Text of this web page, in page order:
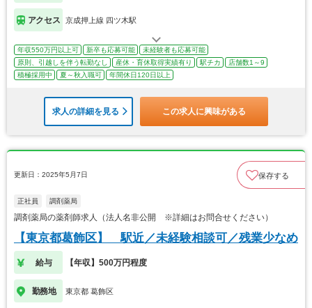
アクセス 京成押上線 四ツ木駅
年収550万円以上可 新卒も応募可能
未経験者も応募可能
原則、引越しを伴う転勤なし
産休・育休取得実績有り 駅チカ
店舗数1～9
積極採用中
夏～秋入職可 年間休日120日以上
求人の詳細を見る この求人に興味がある
更新日：2025年5月7日 保存する
正社員 調剤薬局
調剤薬局の薬剤師求人（法人名非公開 ※詳細はお問合せください）
【東京都葛飾区】 駅近／未経験相談可／残業少なめ
給与 【年収】500万円程度
勤務地 東京都 葛飾区